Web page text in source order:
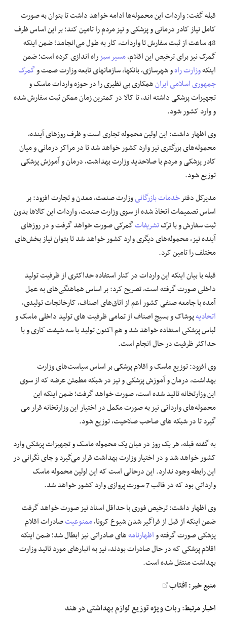
قبله گفت: واردات این محموله‌ها ادامه خواهد داشت تا بتوان به صورت
کامل نیاز کادر درمانی و پزشکی و نیز مردم را تامین کند؛ بر این اساس ظرف
48 ساعت از ثبت سفارش تا واردات، کار به طول می‌انجامد؛ ضمن اینکه
گمرک نیز برای ترخیص این اقلام،مسیر سبزراه اندازی کرده است؛ ضمن
اینکهوزارت راهو شهرسازی، بانکها، سازمانهای تابعه وزارت صمت وگمرک
جمهوری اسلامی ایرانهمکاری بی نظیری را در حوزه واردات ماسک و
تجهیزات پزشکی داشته اند، تا کالا در کمترین زمان ممکن ثبت سفارش شده
و وارد کشور شود.
وی اظهار داشت: این اولین محموله تجاری است و ظرف روزهای آینده،
محموله‌های بزرگتری نیز وارد کشور خواهد شد تا در مراکز درمانی و میان
کادر پزشکی و مردم با صلاحدید وزارت بهداشت، درمان و آموزش پزشکی
توزیع شود.
مدیرکل دفترخدمات بازرگانیوزارت صنعت، معدن و تجارت افزود: بر
اساس تصمیمات اتخاذ شده از سوی وزارت صنعت، واردات این کالاها بدون
ثبت سفارش و با ترکتشریفاتگمرکی صورت خواهد گرفت و در روزهای
آینده نیز، محموله‌های دیگری وارد کشور خواهد شد تا بتوان نیاز بخش‌های
مختلف را تامین کرد.
قبله با بیان اینکه این واردات در کنار استفاده حداکثری از ظرفیت تولید
داخلی صورت گرفته است، تصریح کرد: بر اساس هماهنگی‌های به عمل
آمده با جامعه صنفی کشور اعم از اتاق‌های اصناف، کارخانجات تولیدی،
اتحادیهپوشاک و بسیج اصناف از تمامی ظرفیت های تولید داخلی ماسک و
لباس پزشکی استفاده خواهد شد و هم اکنون تولید با سه شیفت کاری و با
حداکثر ظرفیت در حال انجام است.
وی افزود: توزیع ماسک و اقلام پزشکی بر اساس سیاست‌های وزارت
بهداشت، درمان و آموزش پزشکی و نیز در شبکه مطمئن عرضه که از سوی
این وزارتخانه تائید شده است، صورت خواهد گرفت؛ ضمن اینکه این
محموله‌های وارداتی نیز به صورت مکمل در اختیار این وزارتخانه قرار می
گیرد تا در شبکه های صاحب صلاحیت، توزیع شود.
به گفته قبله، هر یک روز در میان یک محموله ماسک و تجهیزات پزشکی وارد
کشور خواهد شد و در اختیار وزارت بهداشت قرار می‌گیرد و جای نگرانی در
این رابطه وجود ندارد. این درحالی است که این اولین محموله ماسک
وارداتی بود که در قالب 7 سورت پروازی وارد کشور خواهد شد.
وی اظهار داشت: ترخیص فوری با حداقل اسناد نیز صورت خواهد گرفت
ضمن اینکه از قبل از فراگیر شدن شیوع کرونا،ممنوعیتصادرات اقلام
پزشکی صورت گرفته واظهارنامههای صادراتی نیز ابطال شد؛ ضمن اینکه
اقلام پزشکی که در حال صادرات بودند، نیز به انبارهای مورد تائید وزارت
بهداشت منتقل شده است.
منبع خبر:آفتاب
اخبار مرتبط:ربات ویژه توزیع لوازم بهداشتی در هند